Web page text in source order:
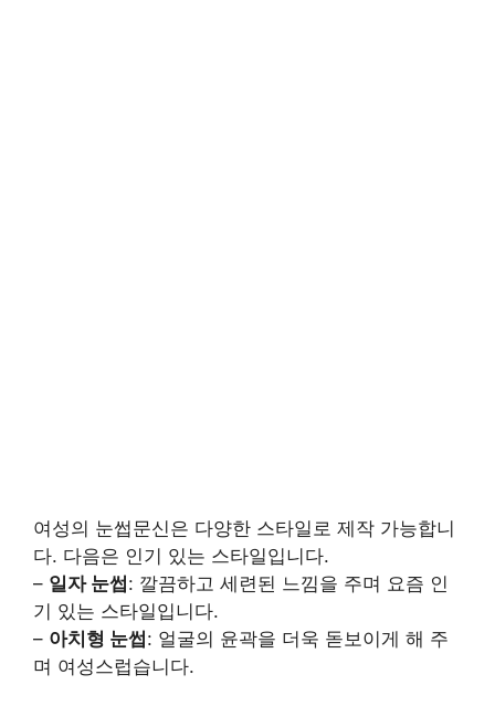
여성의 눈썹문신은 다양한 스타일로 제작 가능합니
다. 다음은 인기 있는 스타일입니다.
– 일자 눈썹: 깔끔하고 세련된 느낌을 주며 요즘 인
기 있는 스타일입니다.
– 아치형 눈썹: 얼굴의 윤곽을 더욱 돋보이게 해 주
며 여성스럽습니다.